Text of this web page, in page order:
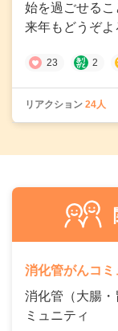
始を過ごせるこ
来年もどうぞよ
23 2
リアクション 24人
消化管がんコミ
消化管（大腸
ミュニティ